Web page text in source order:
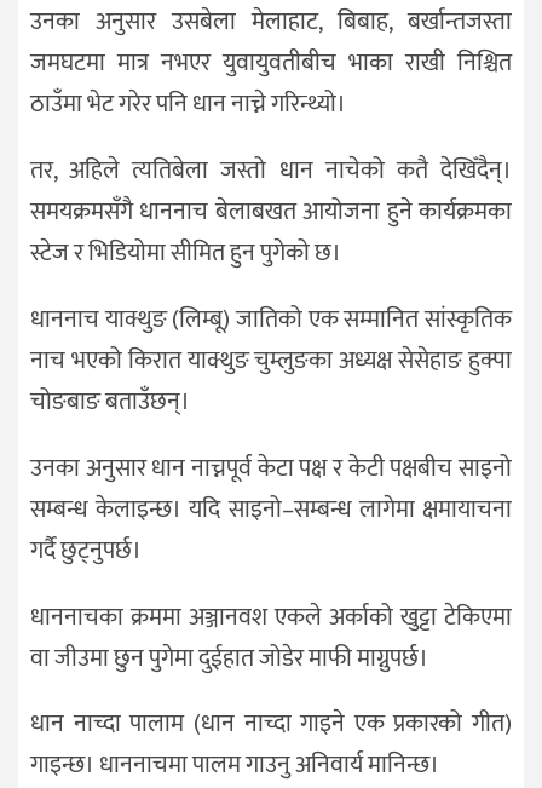
उनका अनुसार उसबेला मेलाहाट, बिबाह, बर्खान्तजस्ता
जमघटमा मात्र नभएर युवायुवतीबीच भाका राखी निश्चित
ठाउँमा भेट गरेर पनि धान नाच्ने गरिन्थ्यो।
तर, अहिले त्यतिबेला जस्तो धान नाचेको कतै देखिँदैन्।
समयक्रमसँगै धाननाच बेलाबखत आयोजना हुने कार्यक्रमका
स्टेज र भिडियोमा सीमित हुन पुगेको छ।
धाननाच याक्थुङ (लिम्बू) जातिको एक सम्मानित सांस्कृतिक
नाच भएको किरात याक्थुङ चुम्लुङका अध्यक्ष सेसेहाङ हुक्पा
चोङबाङ बताउँछन्।
उनका अनुसार धान नाच्नपूर्व केटा पक्ष र केटी पक्षबीच साइनो
सम्बन्ध केलाइन्छ। यदि साइनो–सम्बन्ध लागेमा क्षमायाचना
गर्दै छुट्नुपर्छ।
धाननाचका क्रममा अञ्जानवश एकले अर्काको खुट्टा टेकिएमा
वा जीउमा छुन पुगेमा दुईहात जोडेर माफी माग्नुपर्छ।
धान नाच्दा पालाम (धान नाच्दा गाइने एक प्रकारको गीत)
गाइन्छ। धाननाचमा पालम गाउनु अनिवार्य मानिन्छ।